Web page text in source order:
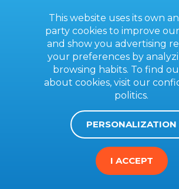
Contact us
General terms
This website uses its own
party cookies to improve
and show you advertising
your preferences by
browsing habits. To find
about cookies, visit our
politics.
PERSONALIZATION
I ACCEPT